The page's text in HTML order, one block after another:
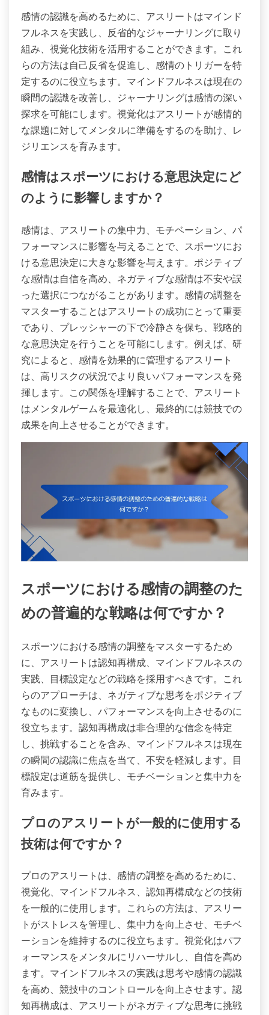
感情の認識を高めるために、アスリートはマインド
フルネスを実践し、反省的なジャーナリングに取り
組み、視覚化技術を活用することができます。これ
らの方法は自己反省を促進し、感情のトリガーを特
定するのに役立ちます。マインドフルネスは現在の
瞬間の認識を改善し、ジャーナリングは感情の深い
探求を可能にします。視覚化はアスリートが感情的
な課題に対してメンタルに準備をするのを助け、レ
ジリエンスを育みます。
感情はスポーツにおける意思決定にど
のように影響しますか？
感情は、アスリートの集中力、モチベーション、パ
フォーマンスに影響を与えることで、スポーツにお
ける意思決定に大きな影響を与えます。ポジティブ
な感情は自信を高め、ネガティブな感情は不安や誤
った選択につながることがあります。感情の調整を
マスターすることはアスリートの成功にとって重要
であり、プレッシャーの下で冷静さを保ち、戦略的
な意思決定を行うことを可能にします。例えば、研
究によると、感情を効果的に管理するアスリート
は、高リスクの状況でより良いパフォーマンスを発
揮します。この関係を理解することで、アスリート
はメンタルゲームを最適化し、最終的には競技での
成果を向上させることができます。
スポーツにおける感情の調整のた
めの普遍的な戦略は何ですか？
スポーツにおける感情の調整をマスターするため
に、アスリートは認知再構成、マインドフルネスの
実践、目標設定などの戦略を採用すべきです。これ
らのアプローチは、ネガティブな思考をポジティブ
なものに変換し、パフォーマンスを向上させるのに
役立ちます。認知再構成は非合理的な信念を特定
し、挑戦することを含み、マインドフルネスは現在
の瞬間の認識に焦点を当て、不安を軽減します。目
標設定は道筋を提供し、モチベーションと集中力を
育みます。
プロのアスリートが一般的に使用する
技術は何ですか？
プロのアスリートは、感情の調整を高めるために、
視覚化、マインドフルネス、認知再構成などの技術
を一般的に使用します。これらの方法は、アスリー
トがストレスを管理し、集中力を向上させ、モチベ
ーションを維持するのに役立ちます。視覚化はパフ
ォーマンスをメンタルにリハーサルし、自信を高め
ます。マインドフルネスの実践は思考や感情の認識
を高め、競技中のコントロールを向上させます。認
知再構成は、アスリートがネガティブな思考に挑戦